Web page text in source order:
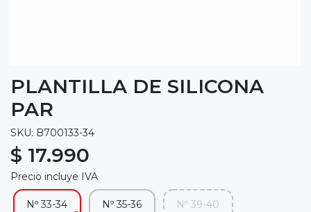
PLANTILLA DE SILICONA
PAR
SKU: B700133-34
$ 17.990
Precio incluye IVA
Nº 33-34 Nº 35-36 Nº 39-40